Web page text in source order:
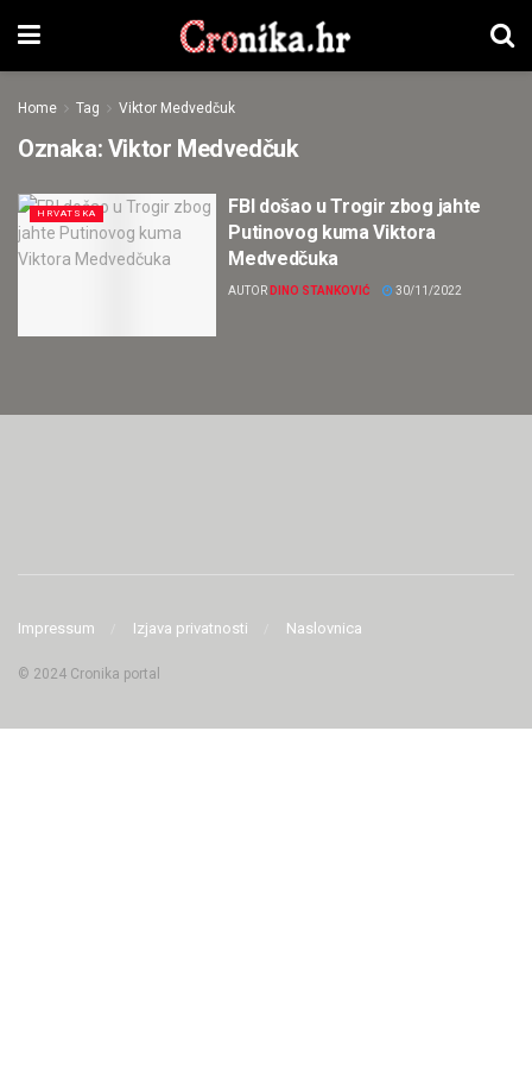
Home Tag Viktor Medvedčuk
Oznaka: Viktor Medvedčuk
HRVATSKA
FBI došao u Trogir zbog jahte
Putinovog kuma Viktora
Medvedčuka
AUTOR DINO STANKOVIĆ 30/11/2022
Impressum Izjava privatnosti Naslovnica
© 2024 Cronika portal